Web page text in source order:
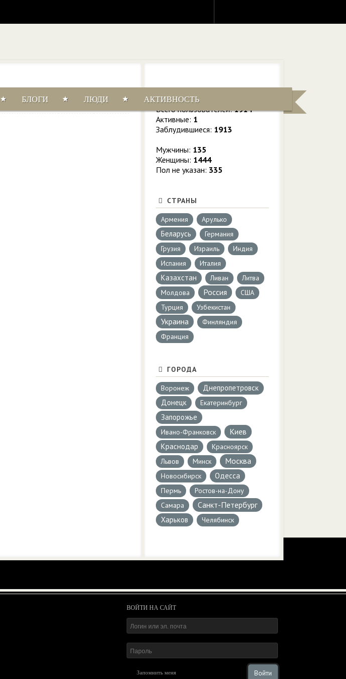
БЛОГИ ЛЮДИ АКТИВНОСТЬ
Рейтинг Всего пользователей:1914
Активные: 1
Заблудившиеся: 1913
Мужчины: 135
Женщины: 1444
Пол не указан: 335
СТРАНЫ
Армения Арулько
Беларусь
Германия
Грузия
Израиль
Индия
Испания
Италия
Казахстан Ливан
Литва
Молдова
Россия
США
Турция
Узбекистан
Украина
Финляндия
Франция
ГОРОДА
Воронеж
Днепропетровск
Донецк
Екатеринбург
Запорожье
Ивано-Франковск Киев
Краснодар
Красноярск
Львов
Минск Москва
Новосибирск Одесса
Пермь
Ростов-на-Дону
Самара
Санкт-Петербург
Харьков Челябинск
ВОЙТИ НА САЙТ
Запомнить меня Войти